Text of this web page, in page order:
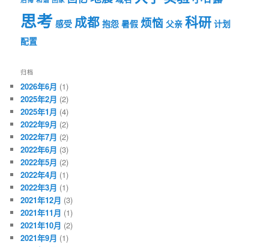
思考 感受 成都 抱怨 暑假 烦恼 父亲 科研 计划
配置
归档
2026年6月 (1)
2025年2月 (2)
2025年1月 (4)
2022年9月 (2)
2022年7月 (2)
2022年6月 (3)
2022年5月 (2)
2022年4月 (1)
2022年3月 (1)
2021年12月 (3)
2021年11月 (1)
2021年10月 (2)
2021年9月 (1)